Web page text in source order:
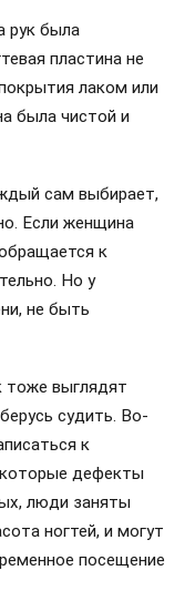
рук была
пластина не
лаком или
была чистой и
сам выбирает,
Если женщина
к
Но у
не быть
тоже выглядят
судить. Во-
к
дефекты
люди заняты
ногтей, и могут
посещение